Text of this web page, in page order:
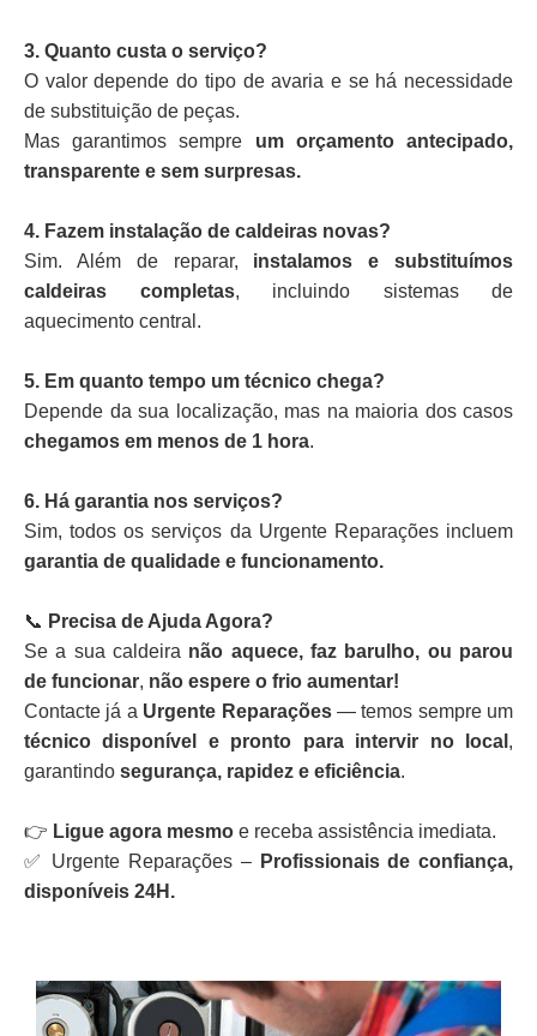
3. Quanto custa o serviço?
O valor depende do tipo de avaria e se há necessidade
de substituição de peças.
Mas garantimos sempre um orçamento antecipado,
transparente e sem surpresas.
4. Fazem instalação de caldeiras novas?
Sim. Além de reparar, instalamos e substituímos
caldeiras completas, incluindo sistemas de
aquecimento central.
5. Em quanto tempo um técnico chega?
Depende da sua localização, mas na maioria dos casos
chegamos em menos de 1 hora.
6. Há garantia nos serviços?
Sim, todos os serviços da Urgente Reparações incluem
garantia de qualidade e funcionamento.
📞 Precisa de Ajuda Agora?
Se a sua caldeira não aquece, faz barulho, ou parou
de funcionar, não espere o frio aumentar!
Contacte já a Urgente Reparações— temos sempre um
técnico disponível e pronto para intervir no local ,
garantindo segurança, rapidez e eficiência.
👉 Ligue agora mesmo e receba assistência imediata.
✅ Urgente Reparações – Profissionais de confiança,
disponíveis 24H.